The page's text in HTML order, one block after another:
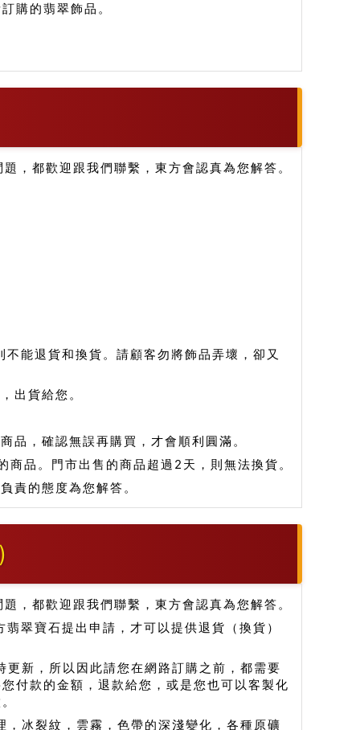
購的翡翠飾品。
，都歡迎跟我們聯繫，東方會認真為您解答。
能退貨和換貨。請顧客勿將飾品弄壞，卻又
出貨給您。
品，確認無誤再購買，才會順利圓滿。
品。門市出售的商品超過2天，則無法換貨。
責的態度為您解答。
，都歡迎跟我們聯繫，東方會認真為您解答。
翠寶石提出申請，才可以提供退貨（換貨）
新，所以因此請您在網路訂購之前，都需要
付款的金額，退款給您，或是您也可以客製化
冰裂紋，雲霧，色帶的深淺變化，各種原礦